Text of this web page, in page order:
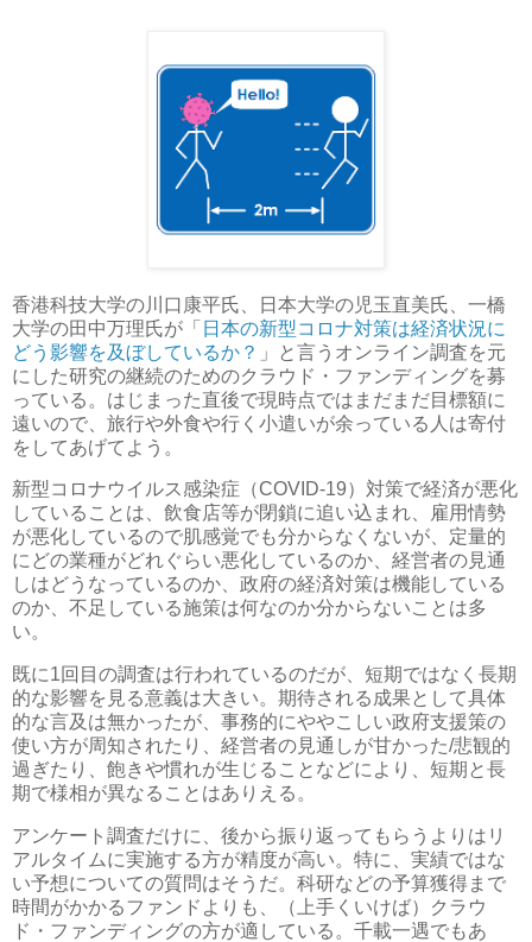
香港科技大学の川口康平氏、日本大学の児玉直美氏、一橋
大学の田中万理氏が「 日本の新型コロナ対策は経済状況に
どう影響を及ぼしているか？ 」と言うオンライン調査を元
にした研究の継続のためのクラウド・ファンディングを募
っている。はじまった直後で現時点ではまだまだ目標額に
遠いので、旅行や外食や行く小遣いが余っている人は寄付
をしてあげてよう。
新型コロナウイルス感染症（COVID-19）対策で経済が悪化
していることは、飲食店等が閉鎖に追い込まれ、雇用情勢
が悪化しているので肌感覚でも分からなくないが、定量的
にどの業種がどれぐらい悪化しているのか、経営者の見通
しはどうなっているのか、政府の経済対策は機能している
のか、不足している施策は何なのか分からないことは多
い。
既に1回目の調査は行われているのだが、短期ではなく長期
的な影響を見る意義は大きい。期待される成果として具体
的な言及は無かったが、事務的にややこしい政府支援策の
使い方が周知されたり、経営者の見通しが甘かった/悲観的
過ぎたり、飽きや慣れが生じることなどにより、短期と長
期で様相が異なることはありえる。
アンケート調査だけに、後から振り返ってもらうよりはリ
アルタイムに実施する方が精度が高い。特に、実績ではな
い予想についての質問はそうだ。科研などの予算獲得まで
時間がかかるファンドよりも、（上手くいけば）クラウ
ド・ファンディングの方が適している。千載一遇でもあ